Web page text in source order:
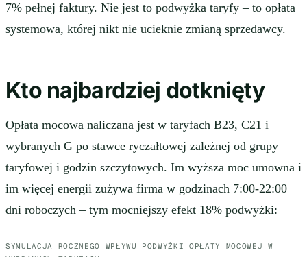
7% pełnej faktury. Nie jest to podwyżka taryfy – to opłata
systemowa, której nikt nie ucieknie zmianą sprzedawcy.
Kto najbardziej dotknięty
Opłata mocowa naliczana jest w taryfach B23, C21 i
wybranych G po stawce ryczałtowej zależnej od grupy
taryfowej i godzin szczytowych. Im wyższa moc umowna i
im więcej energii zużywa firma w godzinach 7:00-22:00
dni roboczych – tym mocniejszy efekt 18% podwyżki:
SYMULACJA ROCZNEGO WPŁYWU PODWYŻKI OPŁATY MOCOWEJ W